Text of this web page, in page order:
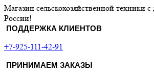
Магазин сельскохозяйственной техники с
России!
ПОДДЕРЖКА КЛИЕНТОВ
+7-925-111-42-91
ПРИНИМАЕМ ЗАКАЗЫ